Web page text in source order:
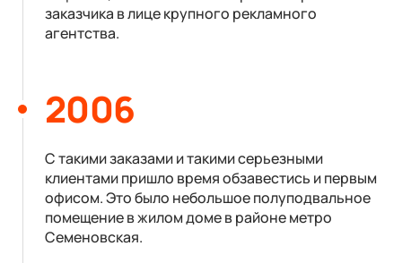
заказчика в лице крупного рекламного
агентства.
2006
С такими заказами и такими серьезными
клиентами пришло время обзавестись и первым
офисом. Это было небольшое полуподвальное
помещение в жилом доме в районе метро
Семеновская.